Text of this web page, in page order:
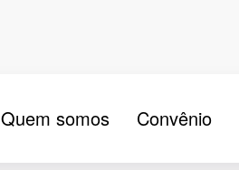
Quem somos Convênio